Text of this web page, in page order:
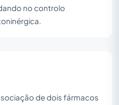
no controlo
de dois fármacos